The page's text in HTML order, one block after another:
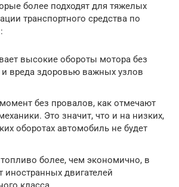
более подходят для тяжелых
транспортного средства по
высокие обороты мотора без
и вреда здоровью важных узлов
без провалов, как отмечают
Это значит, что и на низких,
оборотах автомобиль не будет
топливо более, чем экономично, в
иностранных двигателей